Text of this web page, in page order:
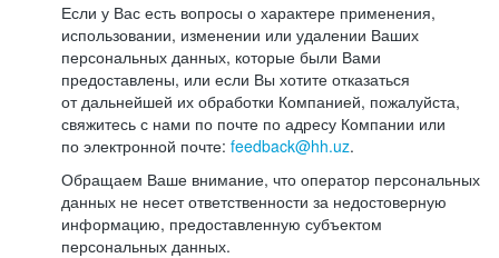
Если у Вас есть вопросы о характере применения,
использовании, изменении или удалении Ваших
персональных данных, которые были Вами
предоставлены, или если Вы хотите отказаться
от дальнейшей их обработки Компанией, пожалуйста,
свяжитесь с нами по почте по адресу Компании или
по электронной почте: feedback@hh.uz.
Обращаем Ваше внимание, что оператор персональных
данных не несет ответственности за недостоверную
информацию, предоставленную субъектом
персональных данных.